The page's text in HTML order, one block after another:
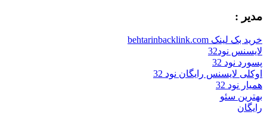
مدیر :
خرید بک لینک behtarinbacklink.com
لایسنس نود32
پسورد نود 32
اوکلی لایسنس رایگان نود 32
همیار نود 32
بهترین سئو
رایگان